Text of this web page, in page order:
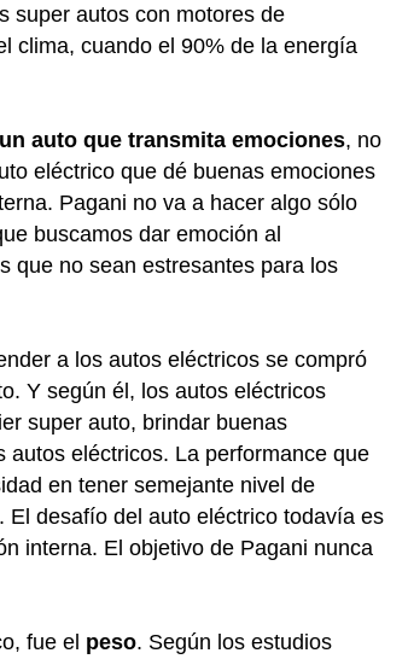
super autos con motores de
clima, cuando el 90% de la energía
auto que transmita emociones, no
eléctrico que dé buenas emociones
Pagani no va a hacer algo sólo
buscamos dar emoción al
que no sean estresantes para los
a los autos eléctricos se compró
Y según él, los autos eléctricos
super auto, brindar buenas
autos eléctricos. La performance que
en tener semejante nivel de
desafío del auto eléctrico todavía es
interna. El objetivo de Pagani nunca
fue el peso. Según los estudios